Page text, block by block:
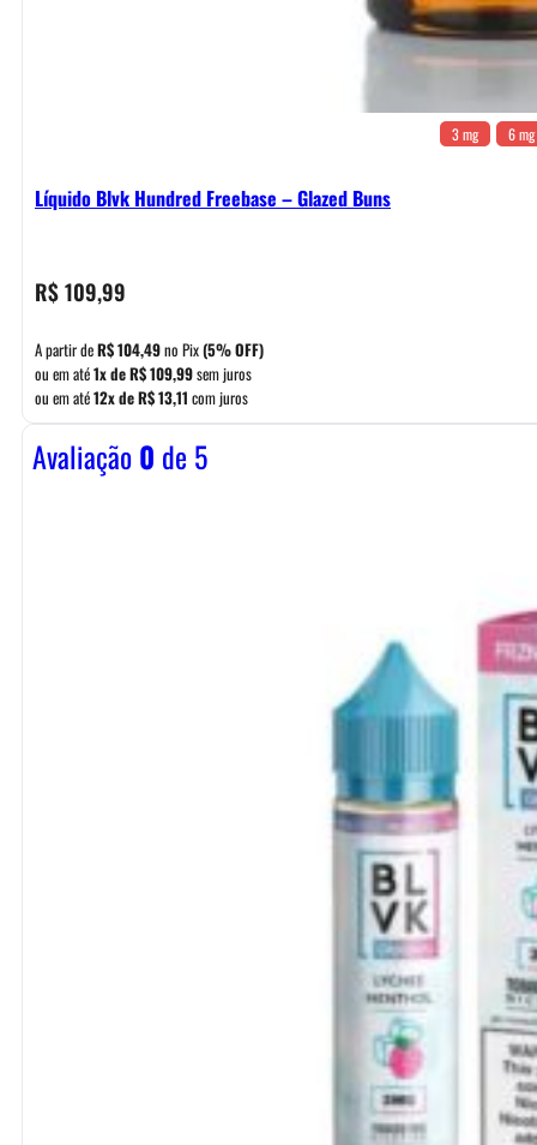
3 mg 6 mg
Líquido Blvk Hundred Freebase – Glazed Buns
R$109,99
A partir deR$104,49no Pix(5% OFF)
ou em até1x deR$109,99sem juros
ou em até12x deR$13,11 com juros
Avaliação0 de 5